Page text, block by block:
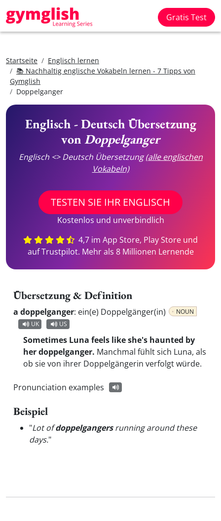
Gratis Test
Startseite
Englisch lernen
📚 Nachhaltig englische Vokabeln lernen - 7 Tipps von
Gymglish
Doppelganger
Englisch - Deutsch Übersetzung
vonDoppelganger
Englisch <> Deutsch Übersetzung(alle englischen
Vokabeln)
TESTEN SIE IHR ENGLISCH
Kostenlos und unverbindlich
4,7 im App Store, Play Store und
auf Trustpilot. Mehr als 8 Millionen Lernende
Übersetzung & Definition
a doppelganger: ein(e) Doppelgänger(in)
NOUN
UK
US
Sometimes Luna feels like she's haunted by
her doppelganger. Manchmal fühlt sich Luna, als
ob sie von ihrer Doppelgängerin verfolgt würde.
Pronunciation examples
Beispiel
"Lot ofdoppelgangersrunning around these
days."